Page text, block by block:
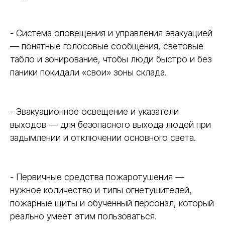
- Система оповещения и управления эвакуацией
— понятные голосовые сообщения, световые
табло и зонирование, чтобы люди быстро и без
паники покидали «свои» зоны склада.
- Эвакуационное освещение и указатели
выходов — для безопасного выхода людей при
задымлении и отключении основного света.
- Первичные средства пожаротушения —
нужное количество и типы огнетушителей,
пожарные щиты и обученный персонал, который
реально умеет этим пользоваться.